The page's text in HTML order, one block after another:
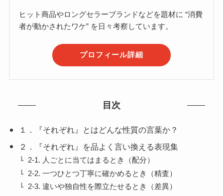
ヒット商品やロングセラーブランドなどを題材に “消費
者が動かされたワケ” を日々考察しています。
プロフィール詳細
目次
１．『それぞれ』とはどんな性質の言葉か？
２．『それぞれ』を品よく言い換える表現集
2-1. 人ごとに当てはまるとき（配分）
2-2. 一つひとつ丁寧に確かめるとき（精査）
2-3. 違いや独自性を際立たせるとき（差異）